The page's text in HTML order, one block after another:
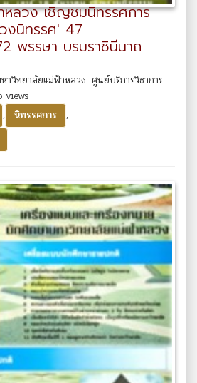
หลวง เชิญชมนิทรรศการ
งนิทรรศ' 47
พรรษา บรมราชินีนาถ
าวิทยาลัยแม่ฟ้าหลวง. ศูนย์บริการวิชาการ
views
, นิทรรศการ
,